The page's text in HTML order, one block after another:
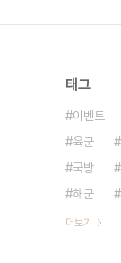
태그
이벤트
육군
국방
해군
더보기